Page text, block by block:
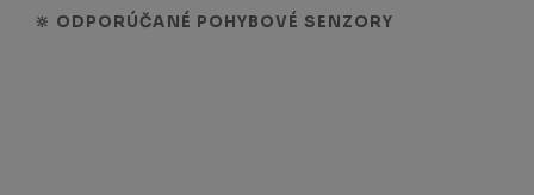
🔆 ODPORÚČANÉ POHYBOVÉ SENZORY